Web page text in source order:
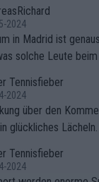
2024
in Madrid ist
solche Leute
Tennisfieber
2024
über den
glückliches
Tennisfieber
2024